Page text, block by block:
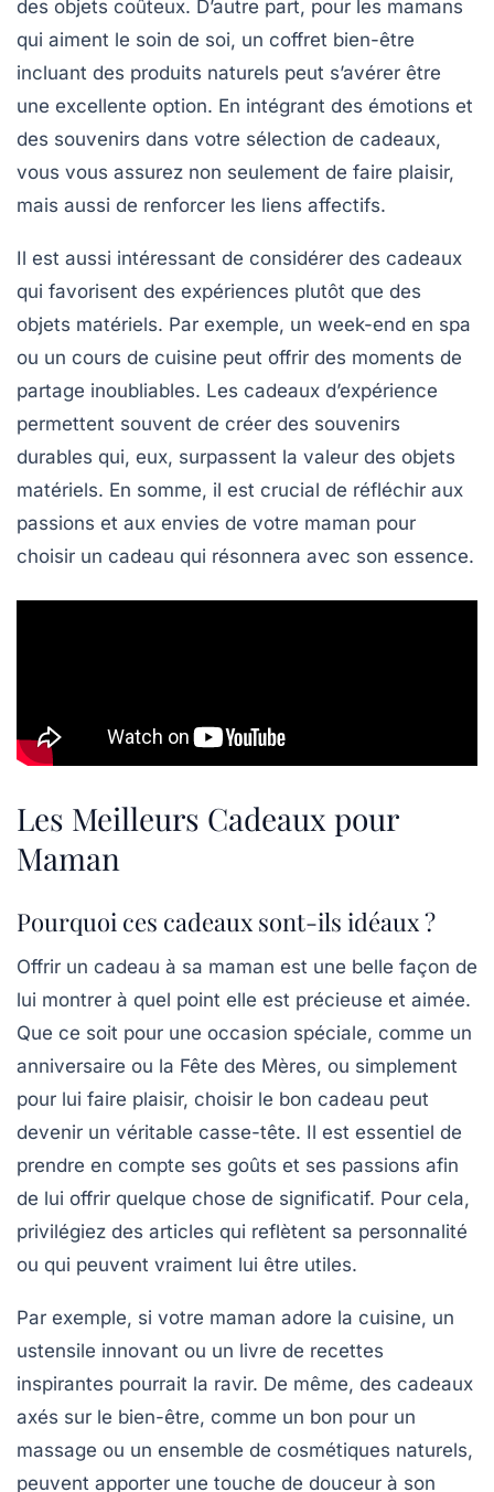
des objets coûteux. D’autre part, pour les mamans
qui aiment le soin de soi, un coffret bien-être
incluant des produits naturels peut s’avérer être
une excellente option. En intégrant des émotions et
des souvenirs dans votre sélection de cadeaux,
vous vous assurez non seulement de faire plaisir,
mais aussi de renforcer les liens affectifs.
Il est aussi intéressant de considérer des cadeaux
qui favorisent des expériences plutôt que des
objets matériels. Par exemple, un week-end en spa
ou un cours de cuisine peut offrir des moments de
partage inoubliables. Les cadeaux d’expérience
permettent souvent de créer des souvenirs
durables qui, eux, surpassent la valeur des objets
matériels. En somme, il est crucial de réfléchir aux
passions et aux envies de votre maman pour
choisir un cadeau qui résonnera avec son essence.
Les Meilleurs Cadeaux pour
Maman
Pourquoi ces cadeaux sont-ils idéaux ?
Offrir un cadeau à sa maman est une belle façon de
lui montrer à quel point elle est précieuse et aimée.
Que ce soit pour une occasion spéciale, comme un
anniversaire ou la Fête des Mères, ou simplement
pour lui faire plaisir, choisir le bon cadeau peut
devenir un véritable casse-tête. Il est essentiel de
prendre en compte ses goûts et ses passions afin
de lui offrir quelque chose de significatif. Pour cela,
privilégiez des articles qui reflètent sa personnalité
ou qui peuvent vraiment lui être utiles.
Par exemple, si votre maman adore la cuisine, un
ustensile innovant ou un livre de recettes
inspirantes pourrait la ravir. De même, des cadeaux
axés sur le bien-être, comme un bon pour un
massage ou un ensemble de cosmétiques naturels,
peuvent apporter une touche de douceur à son